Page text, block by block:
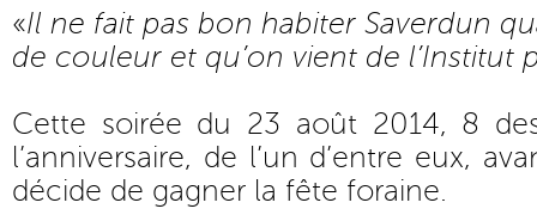
«Il ne fait pas bon habiter Saverdun
de couleur et qu’on vient de l’Institut
Cette soirée du 23 août 2014, 8
l’anniversaire, de l’un d’entre eux,
décide de gagner la fête foraine.